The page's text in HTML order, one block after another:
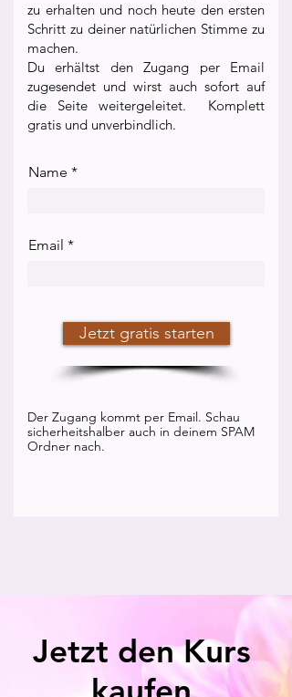
zu erhalten und noch heute den ersten
Schritt zu deiner natürlichen Stimme zu
machen.
Du erhältst den Zugang per Email
zugesendet und wirst auch sofort auf
die Seite weitergeleitet. ​ Komplett
gratis und unverbindlich.
Name
Email
Jetzt gratis starten
Der Zugang kommt per Email. Schau
sicherheitshalber auch in deinem SPAM
Ordner nach.
Jetzt den Kurs